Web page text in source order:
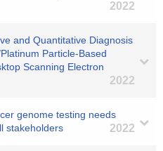
2022
and Quantitative Diagnosis
Particle-Based
Scanning Electron
2022
genome testing needs
stakeholders
2022